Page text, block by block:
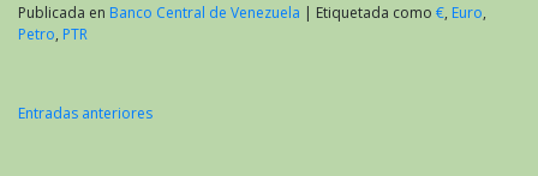
Publicada en Banco Central de Venezuela | Etiquetada como €, Euro,
Petro, PTR
Entradas anteriores